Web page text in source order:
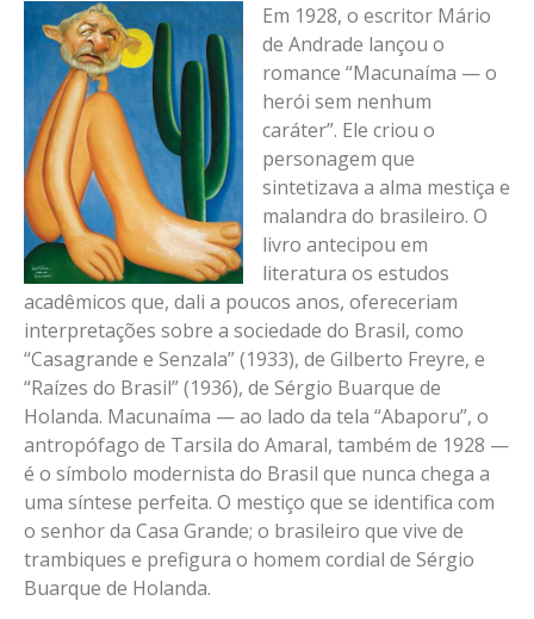
Em 1928, o escritor Mário
de Andrade lançou o
romance “Macunaíma — o
herói sem nenhum
caráter”. Ele criou o
personagem que
sintetizava a alma mestiça e
malandra do brasileiro. O
livro antecipou em
literatura os estudos
acadêmicos que, dali a poucos anos, ofereceriam
interpretações sobre a sociedade do Brasil, como
“Casagrande e Senzala” (1933), de Gilberto Freyre, e
“Raízes do Brasil” (1936), de Sérgio Buarque de
Holanda. Macunaíma — ao lado da tela “Abaporu”, o
antropófago de Tarsila do Amaral, também de 1928 —
é o símbolo modernista do Brasil que nunca chega a
uma síntese perfeita. O mestiço que se identifica com
o senhor da Casa Grande; o brasileiro que vive de
trambiques e prefigura o homem cordial de Sérgio
Buarque de Holanda.